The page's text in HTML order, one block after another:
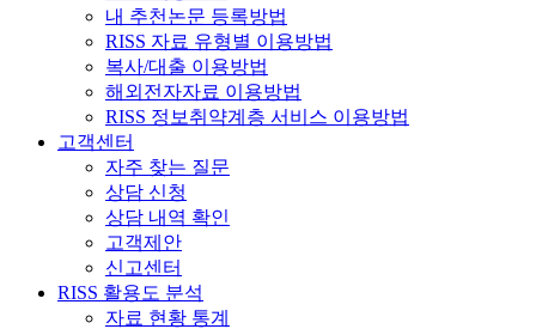
내 추천논문 등록방법
RISS 자료 유형별 이용방법
복사/대출 이용방법
해외전자자료 이용방법
RISS 정보취약계층 서비스 이용방법
고객센터
자주 찾는 질문
상담 신청
상담 내역 확인
고객제안
신고센터
RISS 활용도 분석
자료 현황 통계